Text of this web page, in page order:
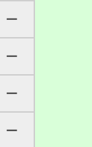
─
─
─
─